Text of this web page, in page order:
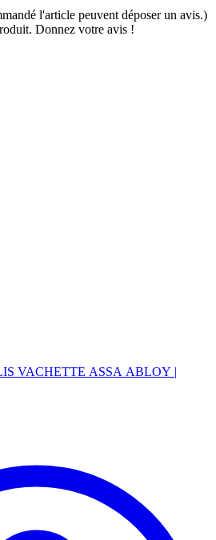
l'article peuvent déposer un avis.)
Donnez votre avis !
VACHETTE ASSA ABLOY |